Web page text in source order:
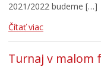
2021/2022 budeme […]
Čítať viac
Turnaj v malom